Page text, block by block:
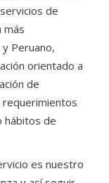
de
más
Peruano,
orientado a
de
hábitos de
es nuestro